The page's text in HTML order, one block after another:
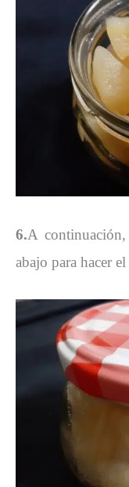
6.A
abajo para hacer